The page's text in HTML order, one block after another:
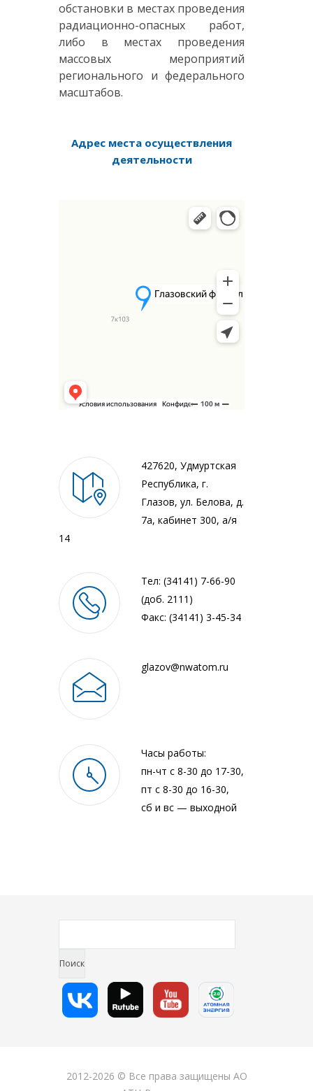
обстановки в местах проведения
радиационно-опасных работ,
либо в местах проведения
массовых мероприятий
регионального и федерального
масштабов.
Адрес места осуществления
деятельности
427620, Удмуртская
Республика, г.
Глазов, ул. Белова, д.
7а, кабинет 300, а/я
14
Тел: (34141) 7-66-90
(доб. 2111)
Факс: (34141) 3-45-34
glazov@nwatom.ru
Часы работы:
пн-чт с 8-30 до 17-30,
пт с 8-30 до 16-30,
сб и вс — выходной
2012-2026 © Все права защищены АО